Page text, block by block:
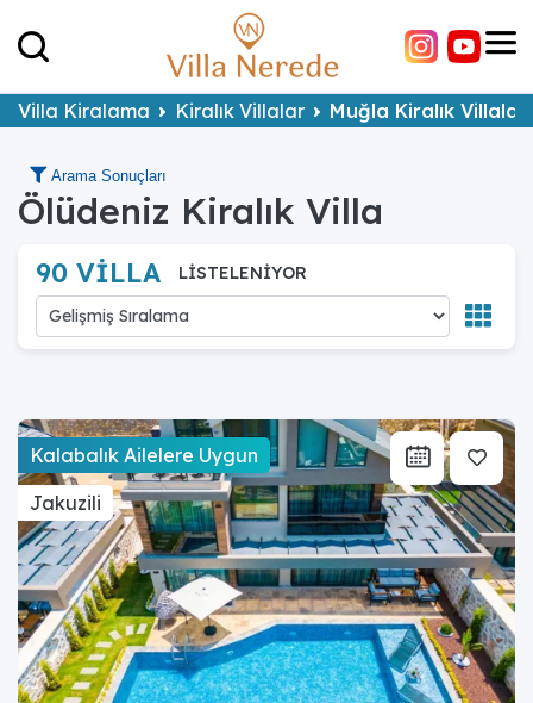
Villa Kiralama Kiralık Villalar Muğla Kiralık Villalar
Arama Sonuçları
Ölüdeniz Kiralık Villa
90 VİLLA LİSTELENİYOR
Kalabalık Ailelere Uygun
Jakuzili